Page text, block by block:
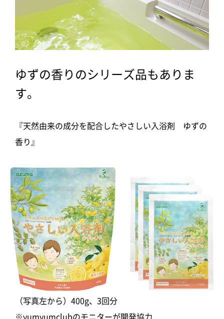
ゆずの香りのシリーズ品もありま
す。
『天然由来の成分を配合したやさしい入浴剤 ゆずの
香り』
（写真左から）400g、3回分
※yumyumclubのモニターが開発協力